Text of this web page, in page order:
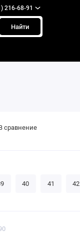
216-68-91
Найти
сравнение
40 41 42